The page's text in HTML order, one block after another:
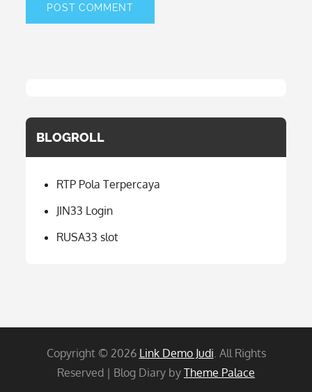
BLOGROLL
RTP Pola Terpercaya
JIN33 Login
RUSA33 slot
Copyright © 2026 Link Demo Judi. All Rights
Reserved | Blog Diary by Theme Palace